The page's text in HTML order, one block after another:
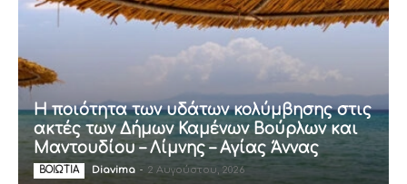
Η ποιότητα των υδάτων κολύμβησης στις
ακτές των Δήμων Καμένων Βούρλων και
Μαντουδίου – Λίμνης – Αγίας Άννας
ΒΟΙΩΤΙΑ Diavima - 2 Αυγούστου, 2026